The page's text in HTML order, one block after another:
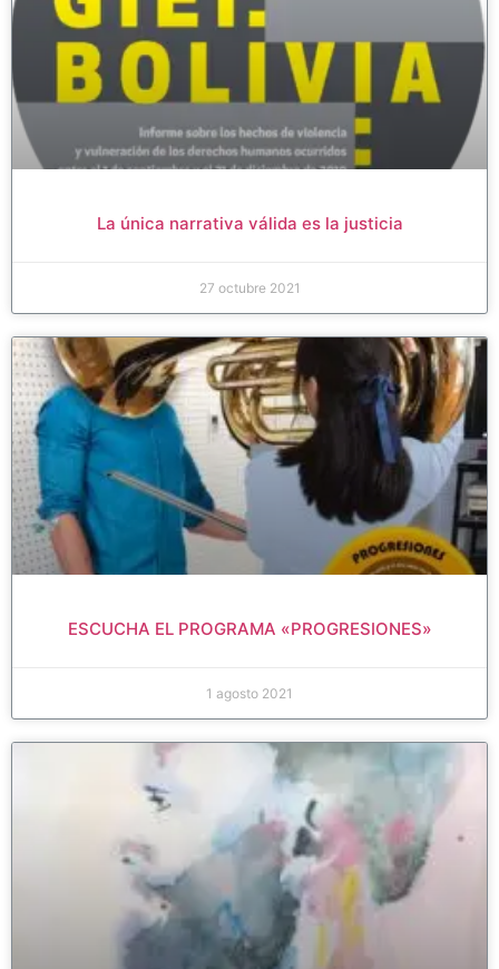
La única narrativa válida es la justicia
27 octubre 2021
ESCUCHA EL PROGRAMA «PROGRESIONES»
1 agosto 2021